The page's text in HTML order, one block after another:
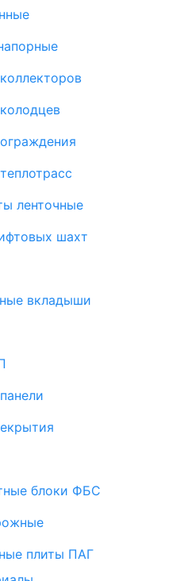
ленточные
шахт
вкладыши
блоки ФБС
плиты ПАГ